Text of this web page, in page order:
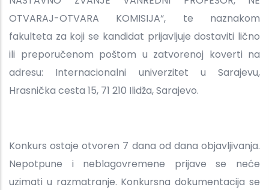
OTVARAJ-OTVARA KOMISIJA“, te naznakom
fakulteta za koji se kandidat prijavljuje dostaviti lično
ili preporučenom poštom u zatvorenoj koverti na
adresu: Internacionalni univerzitet u Sarajevu,
Hrasnička cesta 15, 71 210 Ilidža, Sarajevo.
Konkurs ostaje otvoren 7 dana od dana objavljivanja.
Nepotpune i neblagovremene prijave se neće
uzimati u razmatranje. Konkursna dokumentacija se